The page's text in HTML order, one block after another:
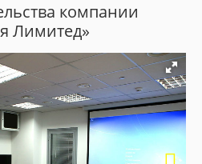
компании
Лимитед»